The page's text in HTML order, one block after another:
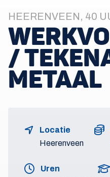
HEERENVEEN, 40
/
METAAL
Locatie
Heerenveen
Uren